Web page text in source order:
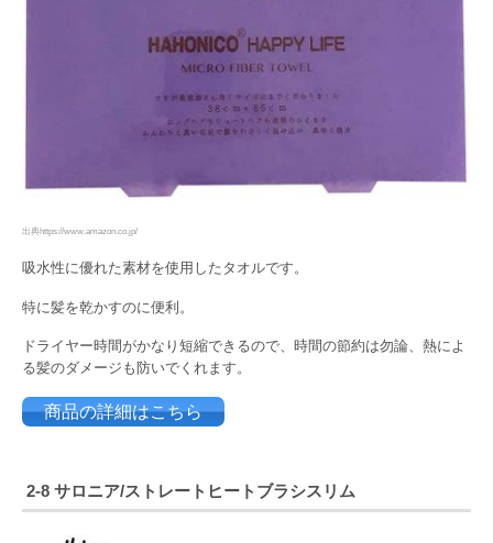
出典https://www.amazon.co.jp/
吸水性に優れた素材を使用したタオルです。
特に髪を乾かすのに便利。
ドライヤー時間がかなり短縮できるので、時間の節約は勿論、熱によ
る髪のダメージも防いでくれます。
商品の詳細はこちら
2-8 サロニア/ストレートヒートブラシスリム